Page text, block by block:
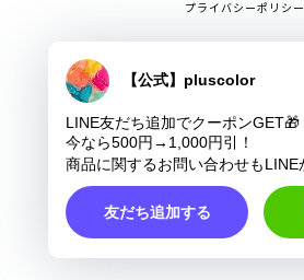
プライバシーポリシー